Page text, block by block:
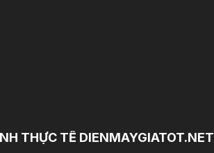
THỰC TẾ DIENMAYGIATOT.NET